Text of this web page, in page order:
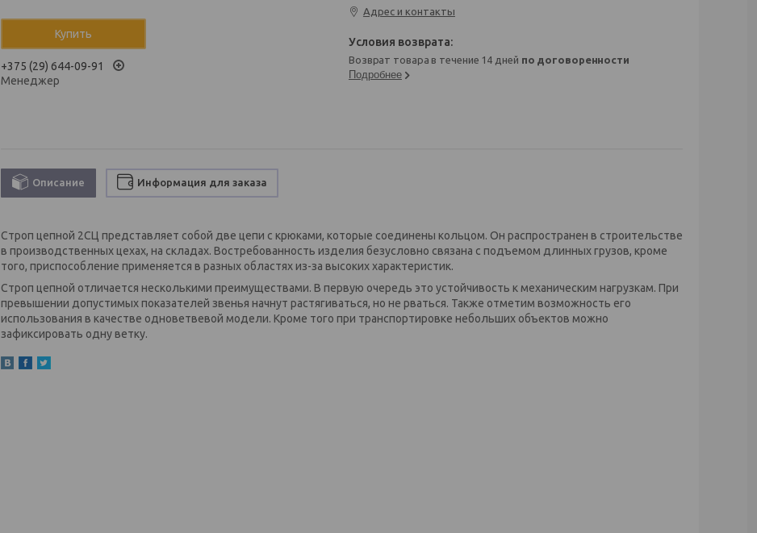
Купить
+375 (29) 644-09-91
Менеджер
Адрес и контакты
возврат товара в течение 14 дней по договоренности
Подробнее
Описание Информация для заказа
Строп цепной 2СЦ представляет собой две цепи с крюками, которые соединены кольцом. Он распространен в строительстве
в производственных цехах, на складах. Востребованность изделия безусловно связана с подъемом длинных грузов, кроме
того, приспособление применяется в разных областях из-за высоких характеристик.
Строп цепной отличается несколькими преимуществами. В первую очередь это устойчивость к механическим нагрузкам. При
превышении допустимых показателей звенья начнут растягиваться, но не рваться. Также отметим возможность его
использования в качестве одноветвевой модели. Кроме того при транспортировке небольших объектов можно
зафиксировать одну ветку.